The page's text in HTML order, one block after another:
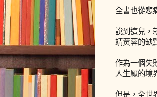
全書也從悲
說到這兒，
靖黃蓉的缺
作為一個失
人生厭的境
但是，全世